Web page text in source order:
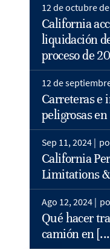
12 de octubre
California
liquidación
proceso de
12 de
Carreteras e
peligrosas en
Sep 11, 2024 |
California
Limitations
Ago 12, 2024 |
Qué hacer
camión en